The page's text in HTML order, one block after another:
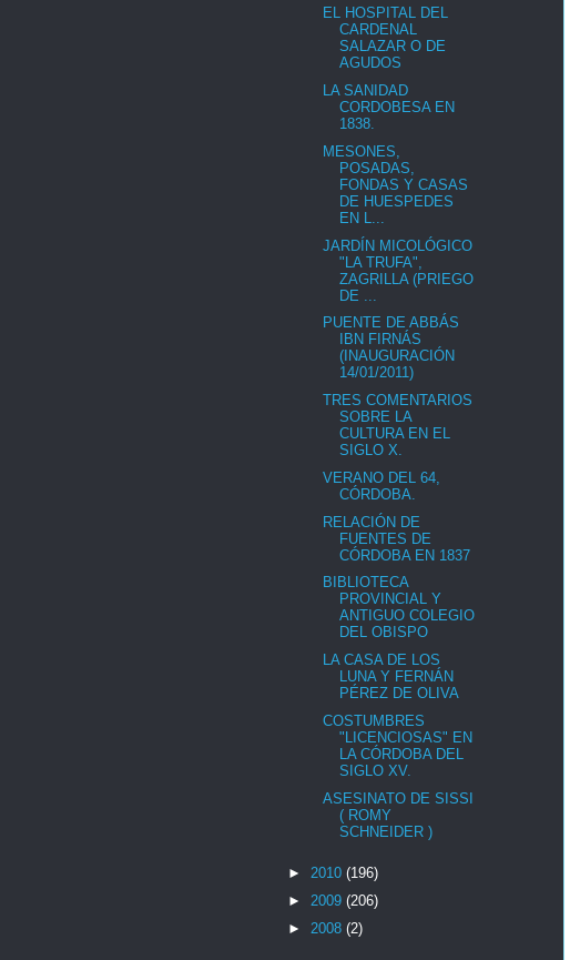
EL HOSPITAL DEL
CARDENAL
SALAZAR O DE
AGUDOS
LA SANIDAD
CORDOBESA EN
1838.
MESONES,
POSADAS,
FONDAS Y CASAS
DE HUESPEDES
EN L...
JARDÍN MICOLÓGICO
"LA TRUFA",
ZAGRILLA (PRIEGO
DE ...
PUENTE DE ABBÁS
IBN FIRNÁS
(INAUGURACIÓN
14/01/2011)
TRES COMENTARIOS
SOBRE LA
CULTURA EN EL
SIGLO X.
VERANO DEL 64,
CÓRDOBA.
RELACIÓN DE
FUENTES DE
CÓRDOBA EN 1837
BIBLIOTECA
PROVINCIAL Y
ANTIGUO COLEGIO
DEL OBISPO
LA CASA DE LOS
LUNA Y FERNÁN
PÉREZ DE OLIVA
COSTUMBRES
"LICENCIOSAS" EN
LA CÓRDOBA DEL
SIGLO XV.
ASESINATO DE SISSI
( ROMY
SCHNEIDER )
► 2010 (196)
► 2009 (206)
► 2008 (2)